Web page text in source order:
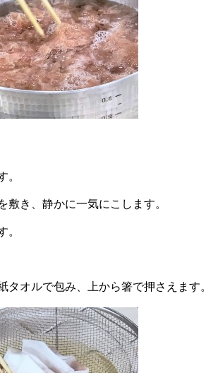
。
き、静かに一気にこします。
。
オルで包み、上から箸で押さえます。